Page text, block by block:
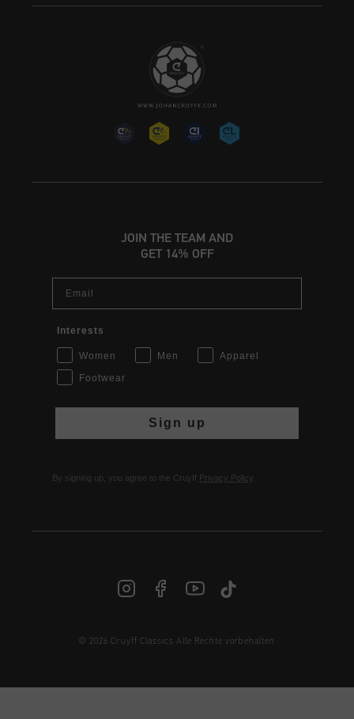
DE | € EUR
JOIN THE TEAM AND
GET 14% OFF
Interests
Women Men
Apparel
Footwear
Sign up
By signing up, you agree to the Cruyff Privacy Policy
© 2026 Cruyff Classics Alle Rechte vorbehalten